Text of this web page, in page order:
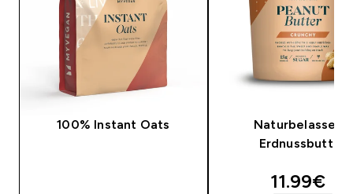
100% Instant Oats
Naturbelassene
Erdnussbutter
11.99€‎